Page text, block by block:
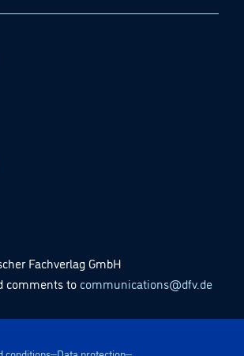
Fachverlag GmbH
comments to communications@dfv.de